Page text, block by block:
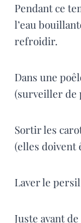
Pendant ce
l’eau
refroidir.
Dans une
(surveiller de
Sortir les
(elles doivent
Laver le
Juste avant